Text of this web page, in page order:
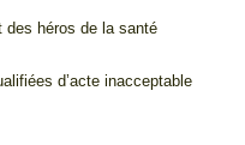
des héros de la santé
d’acte inacceptable